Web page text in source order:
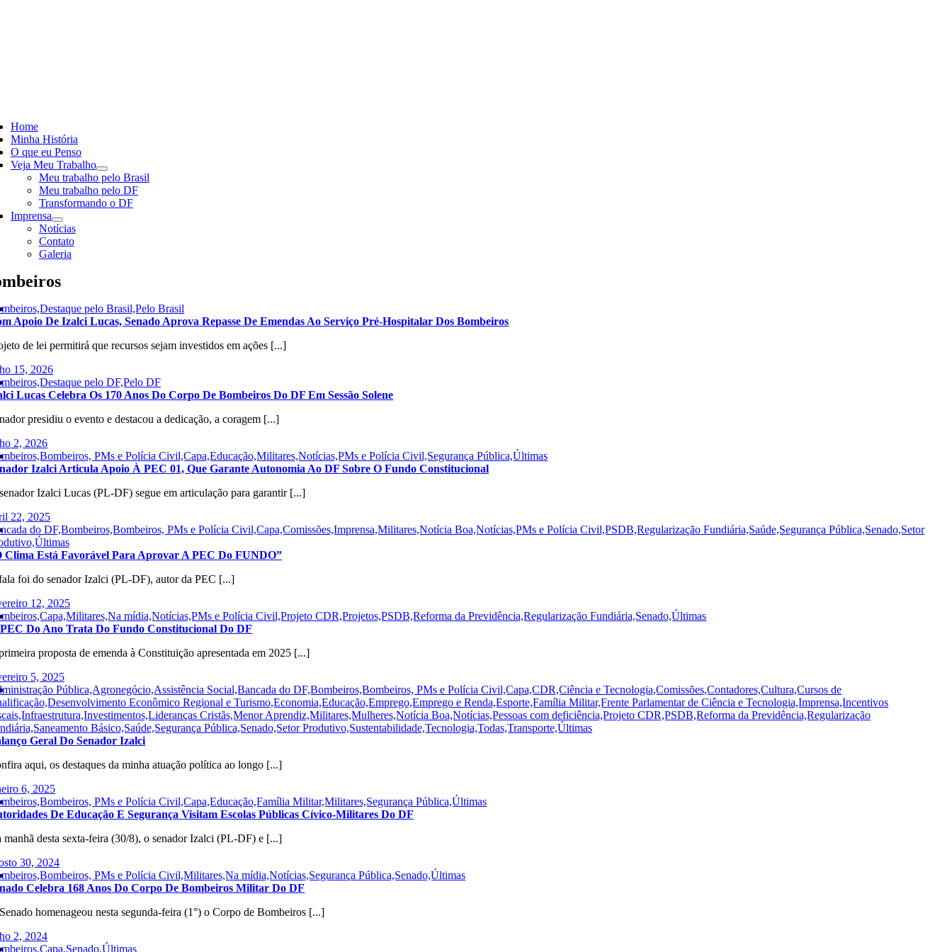
Home
Minha História
O que eu Penso
Veja Meu Trabalho
Meu trabalho pelo Brasil
Meu trabalho pelo DF
Transformando o DF
Imprensa
Notícias
Contato
Galeria
pelo Brasil,Pelo Brasil
Apoio De Izalci Lucas, Senado Aprova Repasse De Emendas Ao Serviço Pré-Hospitalar Dos Bombeiros
de lei permitirá que recursos sejam investidos em ações [...]
15, 2026
pelo DF,Pelo DF
Lucas Celebra Os 170 Anos Do Corpo De Bombeiros Do DF Em Sessão Solene
presidiu o evento e destacou a dedicação, a coragem [...]
2, 2026
PMs e Polícia Civil,Capa,Educação,Militares,Notícias,PMs e Polícia Civil,Segurança Pública,Últimas
Izalci Articula Apoio À PEC 01, Que Garante Autonomia Ao DF Sobre O Fundo Constitucional
Izalci Lucas (PL-DF) segue em articulação para garantir [...]
22, 2025
do DF,Bombeiros,Bombeiros, PMs e Polícia Civil,Capa,Comissões,Imprensa,Militares,Notícia Boa,Notícias,PMs e Polícia Civil,PSDB,Regularização Fundiária,Saúde,Segurança Pública,Senado,Setor
Clima Está Favorável Para Aprovar A PEC Do FUNDO”
foi do senador Izalci (PL-DF), autor da PEC [...]
12, 2025
mídia,Notícias,PMs e Polícia Civil,Projeto CDR,Projetos,PSDB,Reforma da Previdência,Regularização Fundiária,Senado,Últimas
PEC Do Ano Trata Do Fundo Constitucional Do DF
proposta de emenda à Constituição apresentada em 2025 [...]
5, 2025
Pública,Agronegócio,Assistência Social,Bancada do DF,Bombeiros,Bombeiros, PMs e Polícia Civil,Capa,CDR,Ciência e Tecnologia,Comissões,Contadores,Cultura,Cursos de
Econômico Regional e Turismo,Economia,Educação,Emprego,Emprego e Renda,Esporte,Família Militar,Frente Parlamentar de Ciência e Tecnologia,Imprensa,Incentivos
Cristãs,Menor Aprendiz,Militares,Mulheres,Notícia Boa,Notícias,Pessoas com deficiência,Projeto CDR,PSDB,Reforma da Previdência,Regularização
Básico,Saúde,Segurança Pública,Senado,Setor Produtivo,Sustentabilidade,Tecnologia,Todas,Transporte,Últimas
Geral Do Senador Izalci
aqui, os destaques da minha atuação política ao longo [...]
6, 2025
PMs e Polícia Civil,Capa,Educação,Família Militar,Militares,Segurança Pública,Últimas
De Educação E Segurança Visitam Escolas Públicas Cívico-Militares Do DF
manhã desta sexta-feira (30/8), o senador Izalci (PL-DF) e [...]
30, 2024
PMs e Polícia Civil,Militares,Na mídia,Notícias,Segurança Pública,Senado,Últimas
Celebra 168 Anos Do Corpo De Bombeiros Militar Do DF
homenageou nesta segunda-feira (1°) o Corpo de Bombeiros [...]
2, 2024